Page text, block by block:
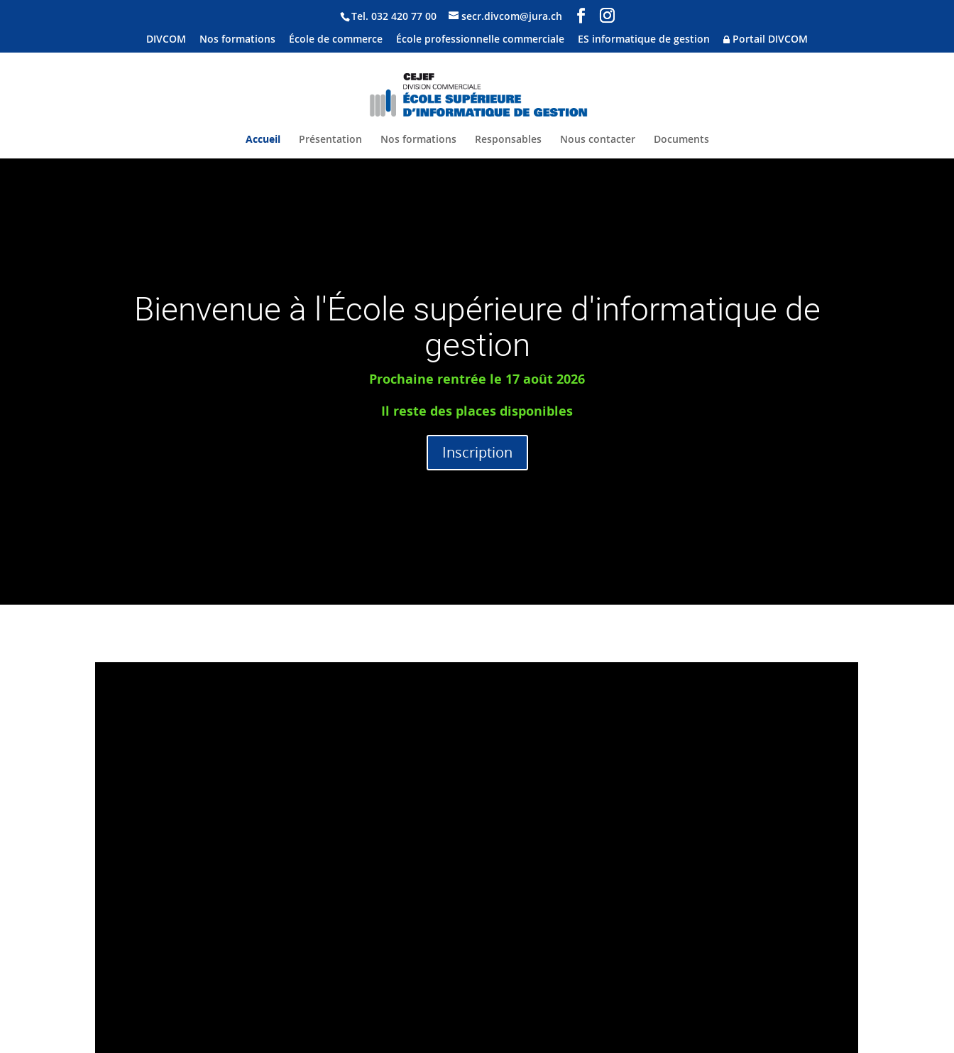
Tel. 032 420 77 00
secr.divcom@jura.ch
DIVCOM
Nos formations École de commerce École professionnelle commerciale ES informatique de gestion Portail DIVCOM
Accueil Présentation Nos formations Responsables Nous contacter Documents
Bienvenue à l'École supérieure d'informatique de
gestion
Prochaine rentrée le 17 août 2026
Il reste des places disponibles
Inscription